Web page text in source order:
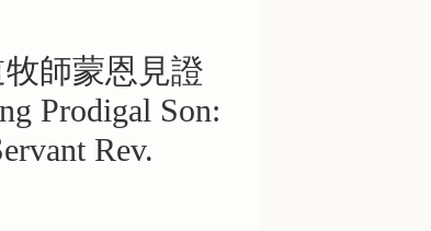
師蒙恩見證
Prodigal Son:
Rev.